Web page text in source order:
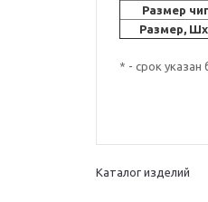
Размер
Размер,
* - срок указан
Каталог изделий